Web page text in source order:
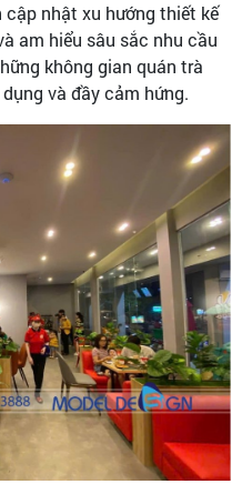
nhật xu hướng thiết kế
am hiểu sâu sắc nhu cầu
không gian quán trà
và đầy cảm hứng.